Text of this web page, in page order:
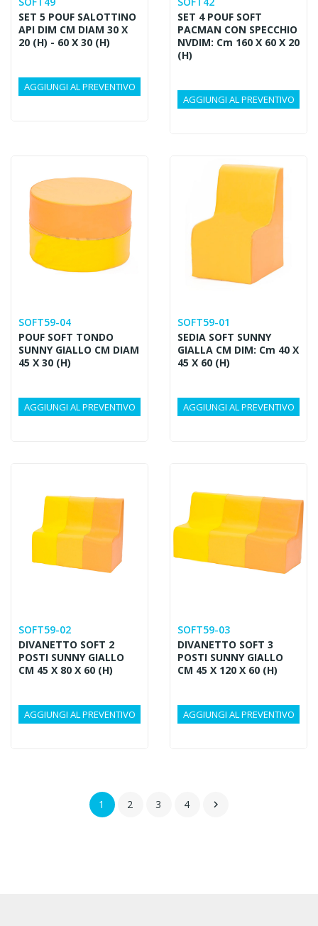
SET 5 POUF SALOTTINO
API DIM CM DIAM 30 X
20 (H) - 60 X 30 (H)
AGGIUNGI AL PREVENTIVO
SET 4 POUF SOFT
PACMAN CON SPECCHIO
NVDIM: Cm 160 X 60 X 20
(h)
AGGIUNGI AL PREVENTIVO
SOFT59-04
POUF SOFT TONDO
SUNNY GIALLO CM DIAM
45 X 30 (H)
AGGIUNGI AL PREVENTIVO
SOFT59-01
SEDIA SOFT SUNNY
GIALLA CM DIM: Cm 40 X
45 X 60 (h)
AGGIUNGI AL PREVENTIVO
SOFT59-02
DIVANETTO SOFT 2
POSTI SUNNY GIALLO
CM 45 X 80 X 60 (H)
AGGIUNGI AL PREVENTIVO
SOFT59-03
DIVANETTO SOFT 3
POSTI SUNNY GIALLO
CM 45 X 120 X 60 (H)
AGGIUNGI AL PREVENTIVO
1 2 3 4 